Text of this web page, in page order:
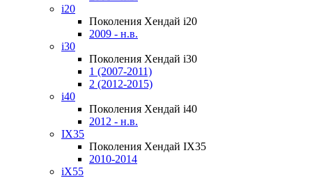
i20
Поколения Хендай i20
2009 - н.в.
i30
Поколения Хендай i30
1 (2007-2011)
2 (2012-2015)
i40
Поколения Хендай i40
2012 - н.в.
IX35
Поколения Хендай IX35
2010-2014
iX55